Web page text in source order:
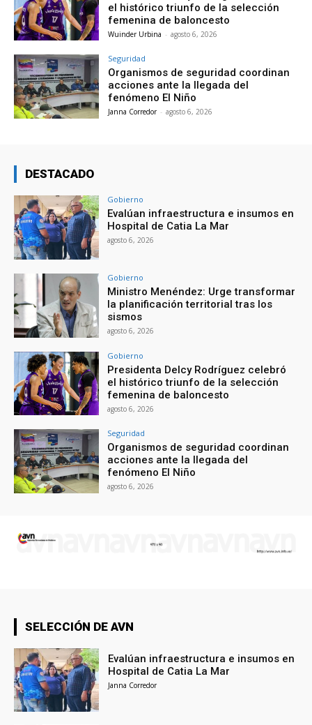
el histórico triunfo de la selección
femenina de baloncesto
Wuinder Urbina - agosto 6, 2026
Seguridad
Organismos de seguridad coordinan
acciones ante la llegada del
fenómeno El Niño
Janna Corredor - agosto 6, 2026
DESTACADO
Gobierno
Evalúan infraestructura e insumos en
Hospital de Catia La Mar
agosto 6, 2026
Gobierno
Ministro Menéndez: Urge transformar
la planificación territorial tras los
sismos
agosto 6, 2026
Gobierno
Presidenta Delcy Rodríguez celebró
el histórico triunfo de la selección
femenina de baloncesto
agosto 6, 2026
Seguridad
Organismos de seguridad coordinan
acciones ante la llegada del
fenómeno El Niño
agosto 6, 2026
SELECCIÓN DE AVN
Evalúan infraestructura e insumos en
Hospital de Catia La Mar
Janna Corredor